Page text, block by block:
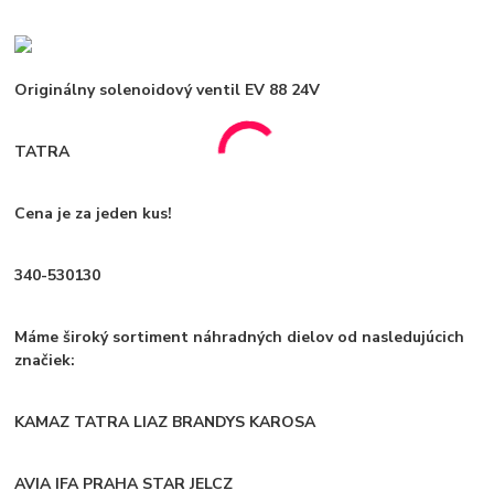
Originálny solenoidový ventil EV 88 24V
TATRA
Cena je za jeden kus!
340-530130
Máme široký sortiment náhradných dielov od nasledujúcich
značiek:
KAMAZ TATRA LIAZ BRANDYS KAROSA
AVIA IFA PRAHA STAR JELCZ